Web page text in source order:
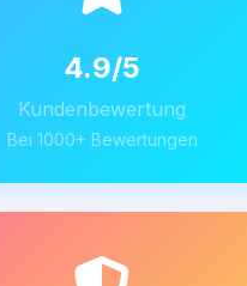
4.9/5
Kundenbewertung
Bei 1000+ Bewertungen